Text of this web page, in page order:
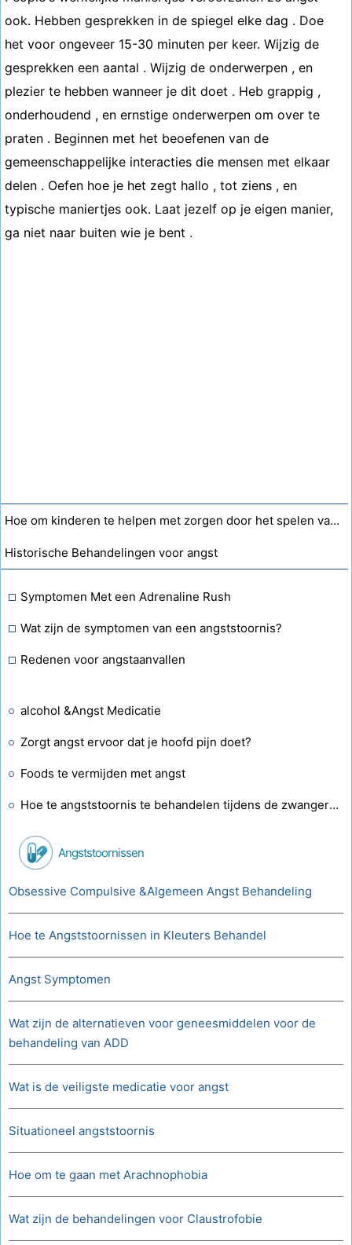
ook. Hebben gesprekken in de spiegel elke dag . Doe
het voor ongeveer 15-30 minuten per keer. Wijzig de
gesprekken een aantal . Wijzig de onderwerpen , en
plezier te hebben wanneer je dit doet . Heb grappig ,
onderhoudend , en ernstige onderwerpen om over te
praten . Beginnen met het beoefenen van de
gemeenschappelijke interacties die mensen met elkaar
delen . Oefen hoe je het zegt hallo , tot ziens , en
typische maniertjes ook. Laat jezelf op je eigen manier,
ga niet naar buiten wie je bent .
Hoe om kinderen te helpen met zorgen door het spelen van een spel
Historische Behandelingen voor angst
Symptomen Met een Adrenaline Rush
Wat zijn de symptomen van een angststoornis?
Redenen voor angstaanvallen
alcohol &Angst Medicatie
Zorgt angst ervoor dat je hoofd pijn doet?
Foods te vermijden met angst
Hoe te angststoornis te behandelen tijdens de zwangerschap
Angststoornissen
Obsessive Compulsive &Algemeen Angst Behandeling
Hoe te Angststoornissen in Kleuters Behandel
Angst Symptomen
Wat zijn de alternatieven voor geneesmiddelen voor de
behandeling van ADD
Wat is de veiligste medicatie voor angst
Situationeel angststoornis
Hoe om te gaan met Arachnophobia
Wat zijn de behandelingen voor Claustrofobie